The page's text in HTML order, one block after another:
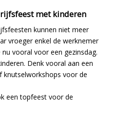
met kinderen
kunnen niet meer
vroeger enkel de werknemer
vooral voor een gezinsdag.
Denk vooral aan een
knutselworkshops voor de
een topfeest voor de